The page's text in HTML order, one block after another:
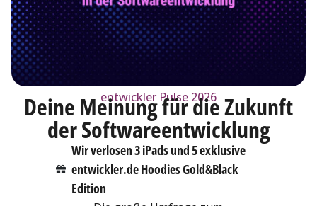
entwickler Pulse 2026
Deine Meinung für die Zukunft
der Softwareentwicklung
Wir verlosen 3 iPads und 5 exklusive
entwickler.de Hoodies Gold&Black
Edition